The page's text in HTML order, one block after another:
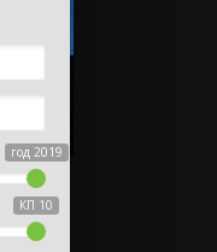
год 2019
КП 10